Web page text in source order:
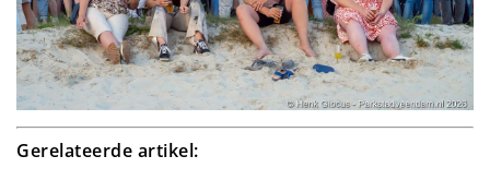
Gerelateerde artikel: